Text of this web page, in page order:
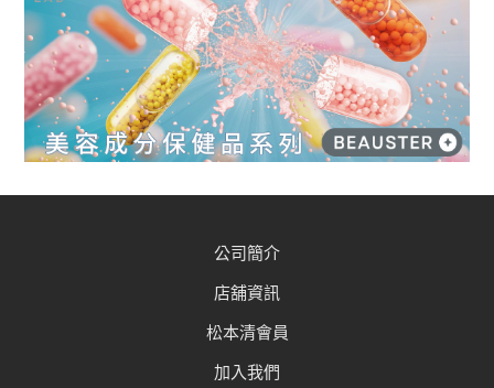
公司簡介
店舖資訊
松本清會員
加入我們